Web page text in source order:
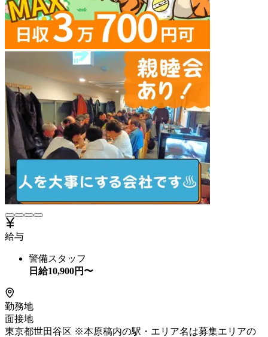
給与
警備スタッフ
日給10,900円〜
勤務地
面接地
東京都世田谷区 ※本原稿内の駅・エリア名は募集エリアの